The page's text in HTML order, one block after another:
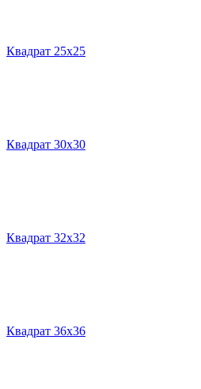
Квадрат 25х25
Квадрат 30х30
Квадрат 32х32
Квадрат 36х36